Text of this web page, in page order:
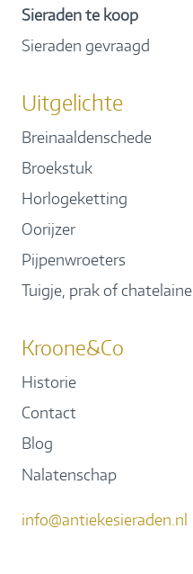
Sieraden te koop
Sieraden gevraagd
Uitgelichte
Breinaaldenschede
Broekstuk
Horlogeketting
Oorijzer
Pijpenwroeters
Tuigje, prak of chatelaine
Kroone&Co
Historie
Contact
Blog
Nalatenschap
info@antiekesieraden.nl